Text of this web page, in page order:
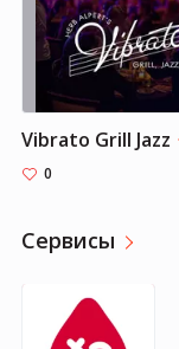
Vibrato Grill Jazz
0
Сервисы